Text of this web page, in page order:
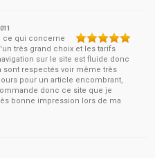
ce qui concerne
très grand choix et les tarifs
sur le site est fluide donc
sont respectés voir même très
pour un article encombrant,
donc ce site que je
bonne impression lors de ma